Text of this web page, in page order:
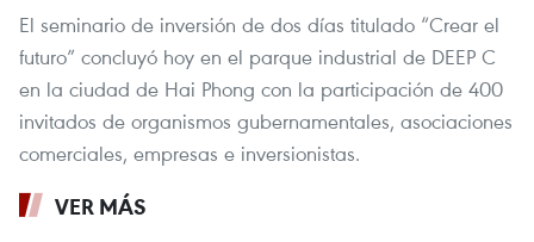
El seminario de inversión de dos días titulado “Crear el
futuro” concluyó hoy en el parque industrial de DEEP C
en la ciudad de Hai Phong con la participación de 400
invitados de organismos gubernamentales, asociaciones
comerciales, empresas e inversionistas.
VER MÁS